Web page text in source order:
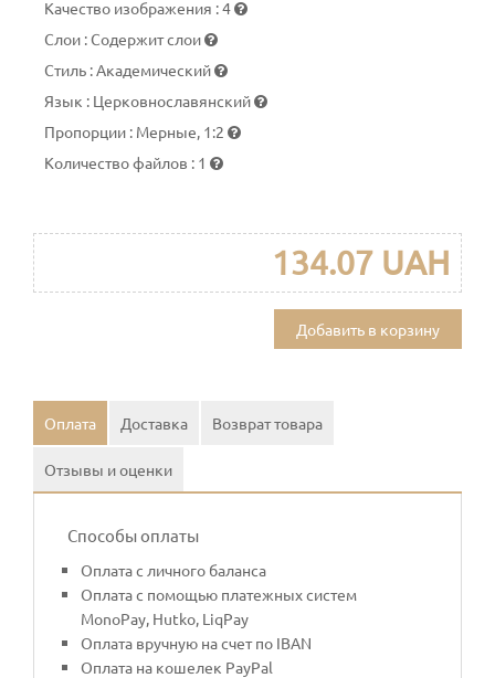
Качество изображения :4
Слои :Содержит слои
Стиль : Академический
Язык : Церковнославянский
Пропорции : Мерные, 1:2
Количество файлов : 1
134.07 UAH
Добавить в корзину
Оплата Доставка Возврат товара
Отзывы и оценки
Способы оплаты
Оплата с личного баланса
Оплата с помощью платежных систем
MonoPay, Hutko, LiqPay
Оплата вручную на счет по IBAN
Оплата на кошелек PayPal